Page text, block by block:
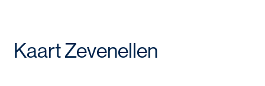
Kaart Zevenellen